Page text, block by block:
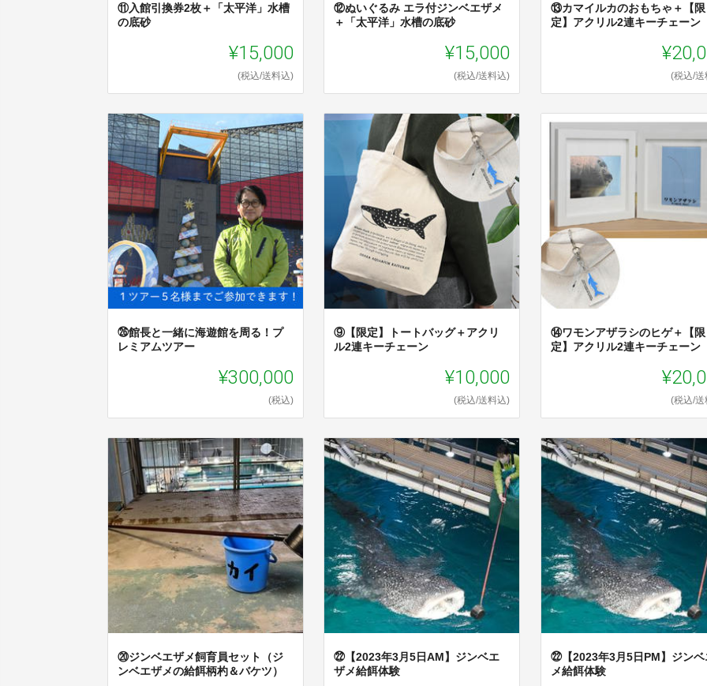
⑪入館引換券2枚＋「太平洋」水槽
の底砂
¥15,000
(税込/送料込)
⑫ぬいぐるみ エラ付ジンベエザメ
＋「太平洋」水槽の底砂
¥15,000
(税込/送料込)
⑬カマイルカのおもちゃ＋【限
定】アクリル2連キーチェーン
(税込/送
㉖館長と一緒に海遊館を周る！プ
レミアムツアー
¥300,000
(税込)
⑨【限定】トートバッグ＋アクリ
ル2連キーチェーン
¥10,000
(税込/送料込)
⑭ワモンアザラシのヒゲ＋【限
定】アクリル2連キーチェーン
(税込/送
⑳ジンベエザメ飼育員セット（ジ
ンベエザメの給餌柄杓＆バケツ）
㉒【2023年3月5日AM】ジンベエ
ザメ給餌体験
㉒【2023年3月5日PM】ジンベ
メ給餌体験